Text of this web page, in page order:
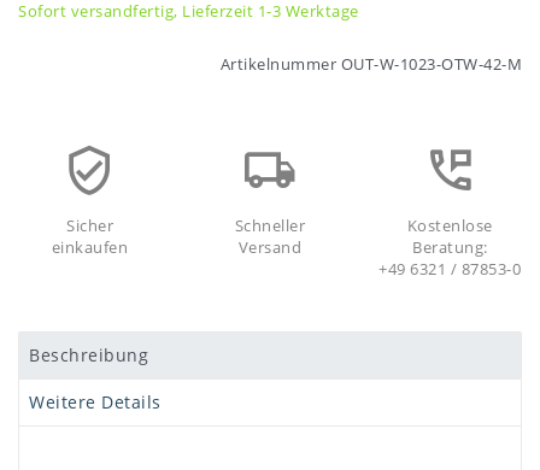
Sofort versandfertig, Lieferzeit 1-3 Werktage
Artikelnummer OUT-W-1023-OTW-42-M
Sicher
einkaufen
Schneller
Versand
Kostenlose
Beratung:
+49 6321 / 87853-0
Beschreibung
Weitere Details